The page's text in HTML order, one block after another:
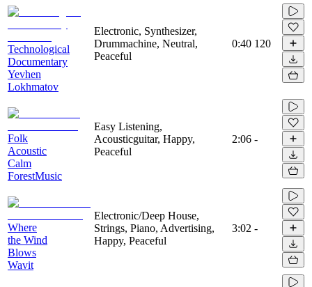
Technological
Documentary
Yevhen
Lokhmatov
Electronic, Synthesizer,
Drummachine, Neutral,
Peaceful
0:40 120
Folk
Acoustic
Calm
ForestMusic
Easy Listening,
Acousticguitar, Happy,
Peaceful
2:06 -
Where
the Wind
Blows
Wavit
Electronic/Deep House,
Strings, Piano, Advertising,
Happy, Peaceful
3:02 -